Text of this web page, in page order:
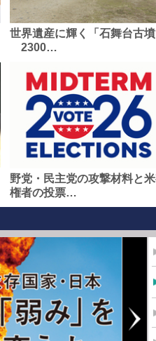
世界遺産に輝く「石舞台古墳
2300…
野党・民主党の攻撃材料と
権者の投票…